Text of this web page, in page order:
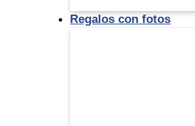
Regalos con fotos